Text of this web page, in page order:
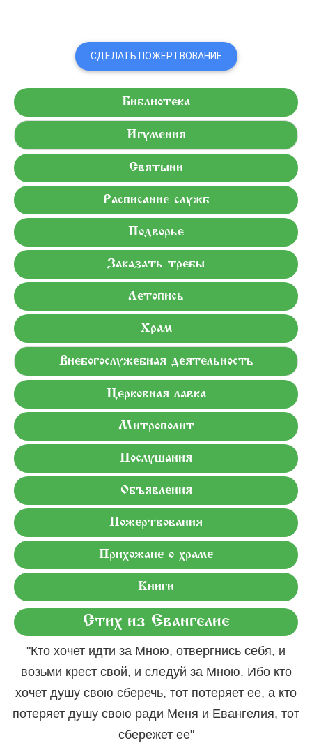
СДЕЛАТЬ ПОЖЕРТВОВАНИЕ
Библиотека
Игумения
Святыни
Расписание служб
Подворье
Заказать требы
Летопись
Храм
Внебогослужебная деятельность
Церковная лавка
Митрополит
Послушания
Объявления
Пожертвования
Прихожане о храме
Книги
Стих из Евангелие
"Кто хочет идти за Мною, отвергнись себя, и
возьми крест свой, и следуй за Мною. Ибо кто
хочет душу свою сберечь, тот потеряет ее, а кто
потеряет душу свою ради Меня и Евангелия, тот
сбережет ее"